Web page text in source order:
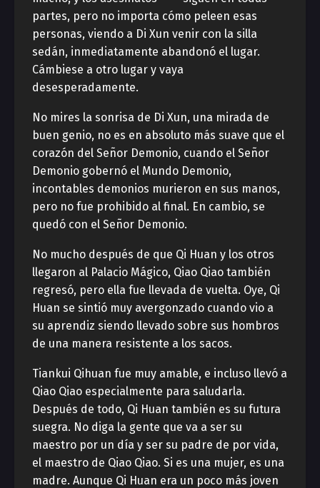
partes, pero no importa cómo peleen esas
personas, viendo a Di Xun venir con la silla
sedán, inmediatamente abandonó el lugar.
Cámbiese a otro lugar y vaya
desesperadamente.
No mires la sonrisa de Di Xun, una mirada de
buen genio, no es en absoluto más suave que el
corazón del Señor Demonio, cuando el Señor
Demonio gobernó el Mundo Demonio,
incontables demonios murieron en sus manos,
pero no fue prohibido al final. En cambio, se
quedó con el Señor Demonio.
No mucho después de que Qi Huan y los otros
llegaron al Palacio Mágico, Qiao Qiao también
regresó, pero ella fue llevada de vuelta. Oye, Qi
Huan se sintió muy avergonzado cuando vio a
su aprendiz siendo llevado sobre sus hombros
de una manera resistente a los sacos.
Tiankui Qihuan fue muy amable, e incluso llevó a
Qiao Qiao especialmente para saludarla.
Después de todo, Qi Huan también es su futura
suegra. No diga la gente que va a ser su
maestro por un día y ser su padre de por vida,
el maestro de Qiao Qiao. Si es una mujer, es una
madre. Aunque Qi Huan era un poco más joven